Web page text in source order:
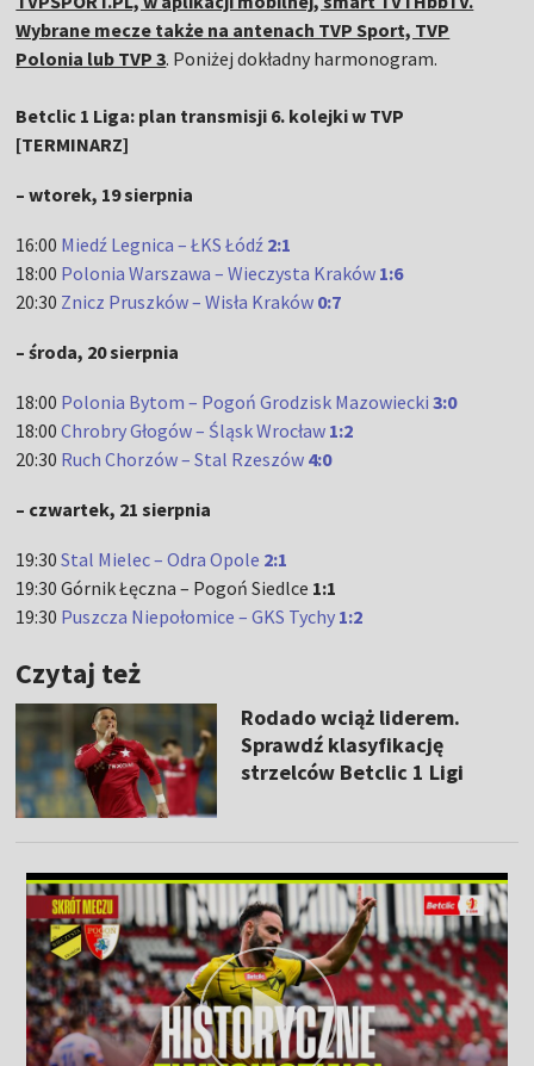
Wybrane mecze także na antenach TVP Sport, TVP
Polonia lub TVP 3. Poniżej dokładny harmonogram.
Betclic 1 Liga: plan transmisji 6. kolejki w TVP
[TERMINARZ]
– wtorek, 19 sierpnia
16:00 Miedź Legnica – ŁKS Łódź 2:1
18:00 Polonia Warszawa – Wieczysta Kraków 1:6
20:30 Znicz Pruszków – Wisła Kraków 0:7
– środa, 20 sierpnia
18:00 Polonia Bytom – Pogoń Grodzisk Mazowiecki3:0
18:00Chrobry Głogów – Śląsk Wrocław 1:2
20:30 Ruch Chorzów – Stal Rzeszów 4:0
– czwartek, 21 sierpnia
19:30Stal Mielec – Odra Opole 2:1
19:30 Górnik Łęczna – Pogoń Siedlce 1:1
19:30 Puszcza Niepołomice – GKS Tychy 1:2
Czytaj też
Rodado wciąż liderem.
Sprawdź klasyfikację
strzelców Betclic 1 Ligi